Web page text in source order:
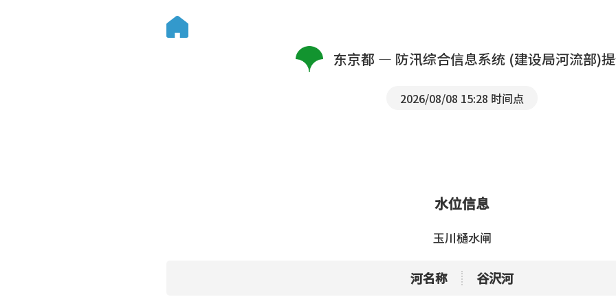
东京都 — 防汛综合信息系统 (建设局河流部)
2026/08/08 15:28 时间点
水位信息
玉川樋水闸
河名称 谷沢河